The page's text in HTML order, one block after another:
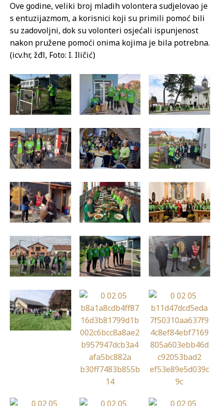
Ove godine, veliki broj mladih volontera sudjelovao je
s entuzijazmom, a korisnici koji su primili pomoć bili
su zadovoljni, dok su volonteri osjećali ispunjenost
nakon pružene pomoći onima kojima je bila potrebna.
(icv.hr, žđl, Foto: I. Iličić)